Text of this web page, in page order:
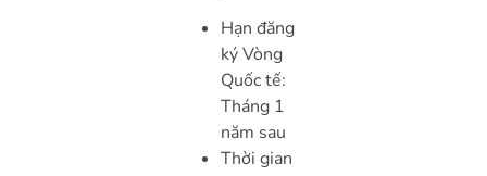
Hạn đăng
ký Vòng
Quốc tế:
Tháng 1
năm sau
Thời gian